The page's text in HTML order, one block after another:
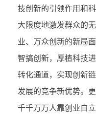
技创新的引领作用和
大限度地激发群众的
业、万众创新的新局
智搞创新，厚植科技
转化通道，实现创新
发展的竞争新优势。
千千万万人靠创业自